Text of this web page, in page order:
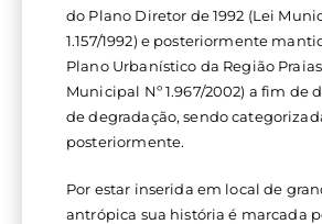
do Plano Diretor de 1992 (Lei
1.157/1992) e posteriormente
Plano Urbanístico da Região
Municipal Nº 1.967/2002) a fim de
de degradação, sendo
posteriormente.
Por estar inserida em local de
antrópica sua história é marcada